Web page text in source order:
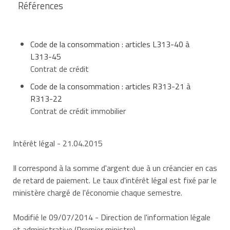
Références
Code de la consommation : articles L313-40 à
L313-45
Contrat de crédit
Code de la consommation : articles R313-21 à
R313-22
Contrat de crédit immobilier
Intérêt légal - 21.04.2015
Il correspond à la somme d'argent due à un créancier en cas
de retard de paiement. Le taux d'intérêt légal est fixé par le
ministère chargé de l'économie chaque semestre.
Modifié le 09/07/2014 - Direction de l'information légale